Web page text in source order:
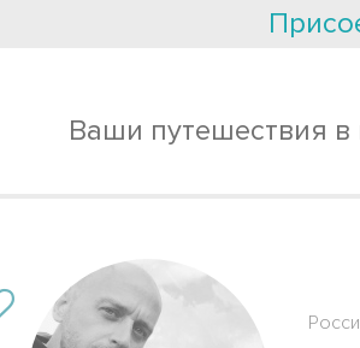
Ваши путешествия